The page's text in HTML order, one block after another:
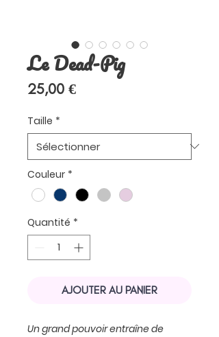
Le Dead-Pig
25,00 €Prix
Taille *
Couleur *
Quantité *
AJOUTER AU PANIER
Un grand pouvoir entraîne de